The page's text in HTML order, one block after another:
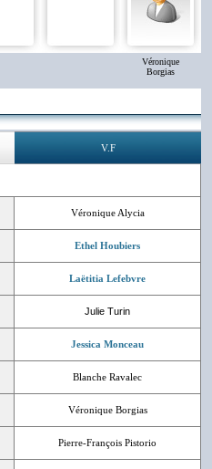
Véronique
Borgias
V.F
Véronique Alycia
Ethel Houbiers
Laëtitia Lefebvre
Julie Turin
Jessica Monceau
Blanche Ravalec
Véronique Borgias
Pierre-François Pistorio